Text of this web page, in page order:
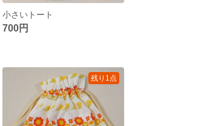
小さいトート
700円
残り1点